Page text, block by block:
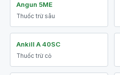
Angun 5ME
Thuốc trừ sâu
Ankill A 40SC
Thuốc trừ cỏ